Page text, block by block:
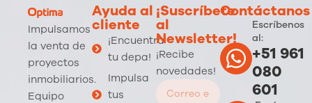
Impulsamos
la venta de
proyectos
inmobiliarios.
Equipo
Ayuda al
cliente
¡Encuentra
tu depa!
Impulsa
tus
¡Suscríbete
al
Newsletter!
¡Recibe
novedades!
Contáctanos
Escríbenos
al:
+51 961
080
601